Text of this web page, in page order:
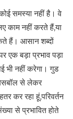
समस्या नहीं है। वे
काम नहीं करते हैं,या
हैं। आसान शब्दों
एक बड़ा प्रभाव पड़ा
भी नहीं करेगा। गुड
से लेकर
कर रहा हूं,परिवर्तन
से प्रभावित होते